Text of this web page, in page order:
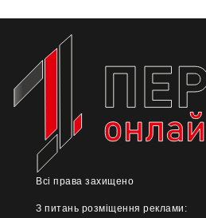
Всі права захищено
З питань розміщення реклами: